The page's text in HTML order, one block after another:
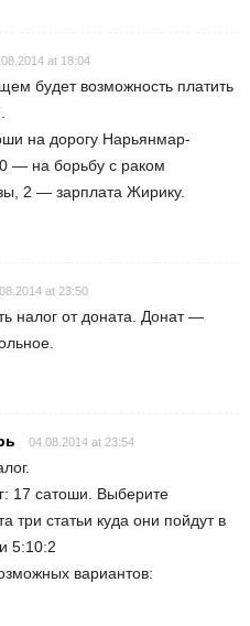
at 18:04
будет возможность платить
на дорогу Нарьянмар-
— на борьбу с раком
2 — зарплата Жирику.
at 23:50
налог от доната. Донат —
04.08.2014 at 23:54
17 сатоши. Выберите
три статьи куда они пойдут в
5:10:2
вариантов: